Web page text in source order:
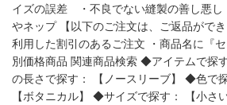
イズの誤差 ・不良でない縫製の善し悪
やネップ 【以下のご注文は、ご返品がで
利用した割引のあるご注文 ・商品名に『
別価格商品 関連商品検索 ◆アイテムで探
の長さで探す： 【ノースリーブ】 ◆色で
【ボタニカル】 ◆サイズで探す： 【小さ